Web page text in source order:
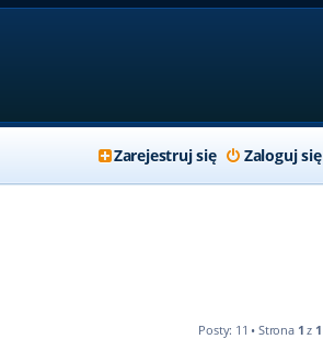
Zaloguj się
Zarejestruj się
Posty: 11 • Strona 1 z 1